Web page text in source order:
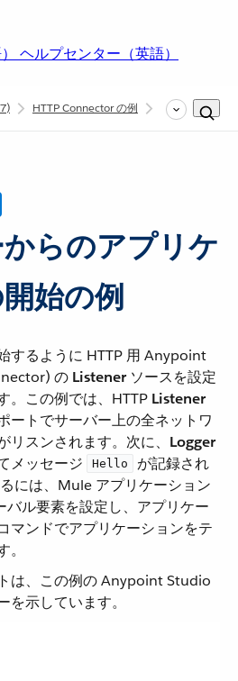
ヘルプセンター（英語）
HTTP Connector の例 ブラウザーか
らのアプリケ
始の例
するように HTTP 用 Anypoint
の Listener​ ソースを設定
。この例では、HTTP Listener
ートでサーバー上の全ネットワ
スンされます。次に、​ Logger
メッセージ
Hello
​ が記録され
には、Mule アプリケーション
バル要素を設定し、アプリケー
マンドでアプリケーションをテ
は、この例の Anypoint Studio
を示しています。